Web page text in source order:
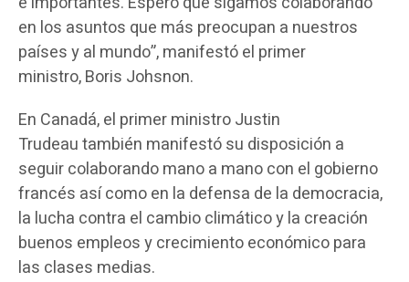
en los asuntos que más preocupan a nuestros
países y al mundo”, manifestó el primer
ministro, Boris Johsnon.
En Canadá, el primer ministro Justin
Trudeau también manifestó su disposición a
seguir colaborando mano a mano con el gobierno
francés así como en la defensa de la democracia,
la lucha contra el cambio climático y la creación
buenos empleos y crecimiento económico para
las clases medias.